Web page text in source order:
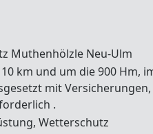
Muthenhölzle Neu-Ulm
km und um die 900 Hm,
mit Versicherungen,
.
Wetterschutz